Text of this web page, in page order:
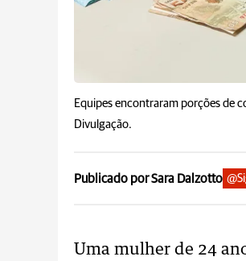
Equipes encontraram porções de
Divulgação.
Publicado por Sara Dalzotto
Uma mulher de 24